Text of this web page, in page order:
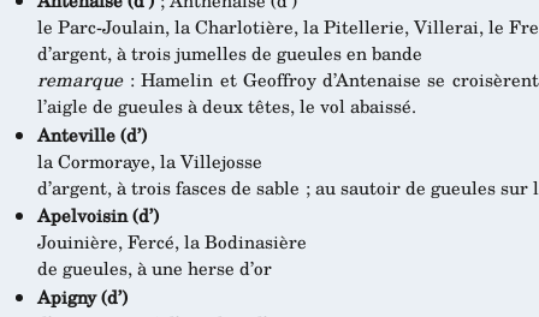
le Parc-Joulain, la Charlotière, la Pitellerie, Villerai, le
d’argent, à trois jumelles de gueules en bande
remarque: Hamelin et Geoffroy d’Antenaise se
l’aigle de gueules à deux têtes, le vol abaissé.
Anteville (d’)
la Cormoraye, la Villejosse
d’argent, à trois fasces de sable ; au sautoir de gueules sur
Apelvoisin (d’)
Jouinière, Fercé, la Bodinasière
de gueules, à une herse d’or
Apigny (d’)